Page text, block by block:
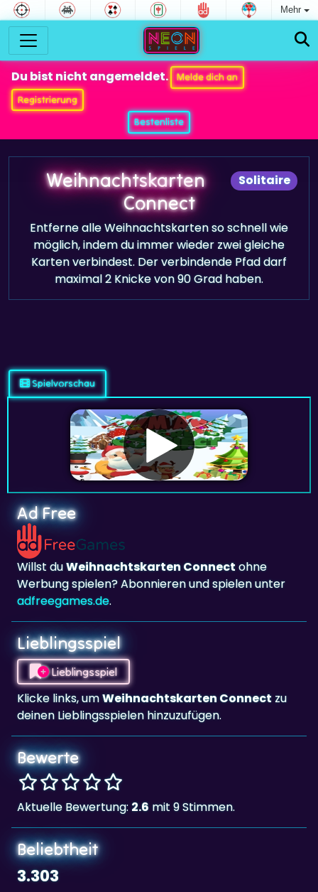
Mehr
Du bist nicht angemeldet.
Melde dich an
Registrierung
Bestenliste
Solitaire
Weihnachtskarten
Connect
Entferne alle Weihnachtskarten so schnell wie
möglich, indem du immer wieder zwei gleiche
Karten verbindest. Der verbindende Pfad darf
maximal 2 Knicke von 90 Grad haben.
Spielvorschau
Ad Free
Willst duWeihnachtskarten Connectohne
Werbung spielen? Abonnieren und spielen unter
adfreegames.de.
Lieblingsspiel
Lieblingsspiel
Klicke links, umWeihnachtskarten Connectzu
deinen Lieblingsspielen hinzuzufügen.
Bewerte
Aktuelle Bewertung:2.6 mit 9 Stimmen.
Beliebtheit
3.303